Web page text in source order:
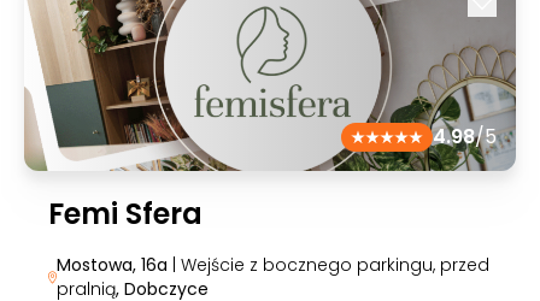
4.98/5
Femi Sfera
Mostowa, 16a | Wejście z bocznego parkingu, przed
pralnią, Dobczyce